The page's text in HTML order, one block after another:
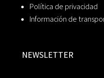
Política de privacidad
Información de
NEWSLETTER